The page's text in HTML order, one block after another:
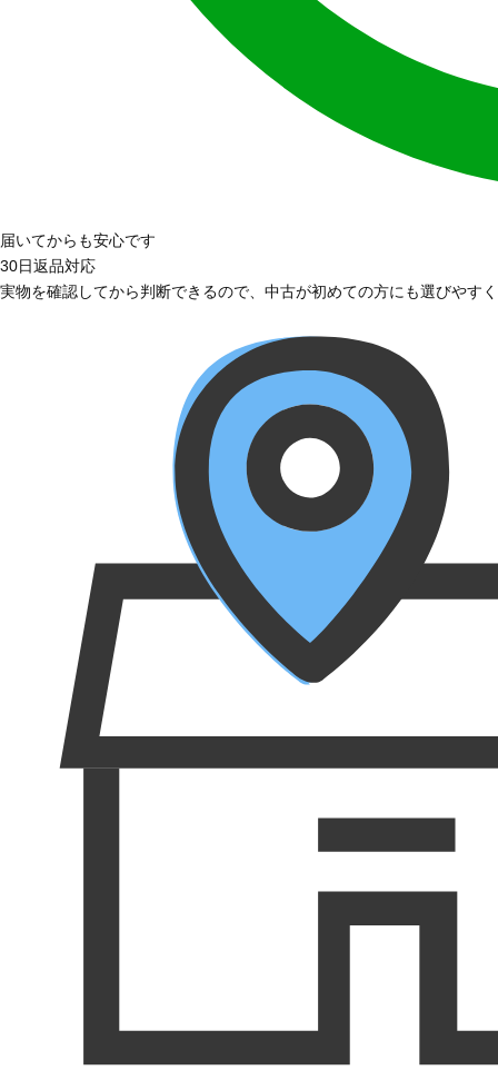
届いてからも安心です
30日返品対応
実物を確認してから判断できるので、中古が初めての方にも選びやす